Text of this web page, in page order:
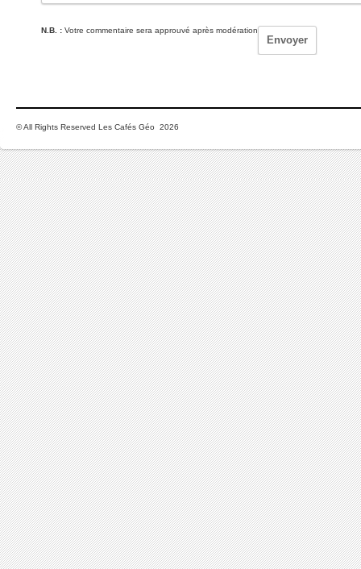
N.B. : Votre commentaire sera approuvé après modération
© All Rights Reserved Les Cafés Géo 2026